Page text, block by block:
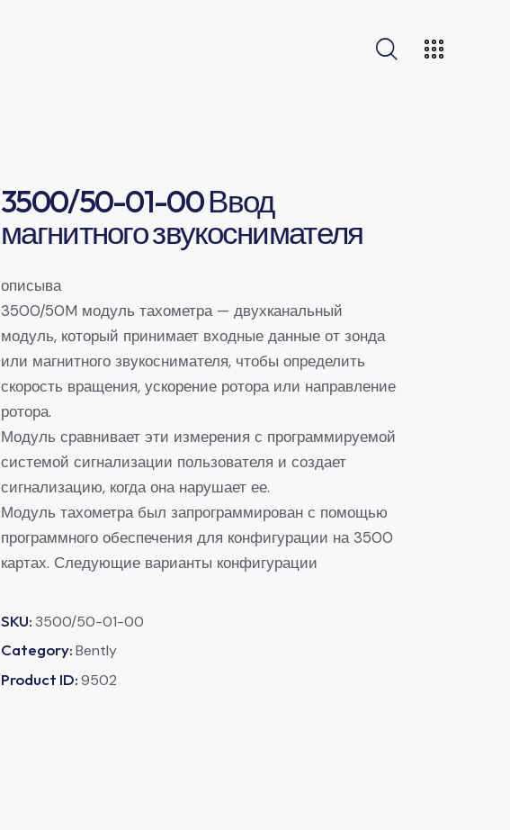
3500/50-01-00 Ввод
магнитного звукоснимателя
описыва
3500/50M модуль тахометра — двухканальный
модуль, который принимает входные данные от зонда
или магнитного звукоснимателя, чтобы определить
скорость вращения, ускорение ротора или направление
ротора.
Модуль сравнивает эти измерения с программируемой
системой сигнализации пользователя и создает
сигнализацию, когда она нарушает ее.
Модуль тахометра был запрограммирован с помощью
программного обеспечения для конфигурации на 3500
картах. Следующие варианты конфигурации
SKU:3500/50-01-00
Category:Bently
Product ID:9502